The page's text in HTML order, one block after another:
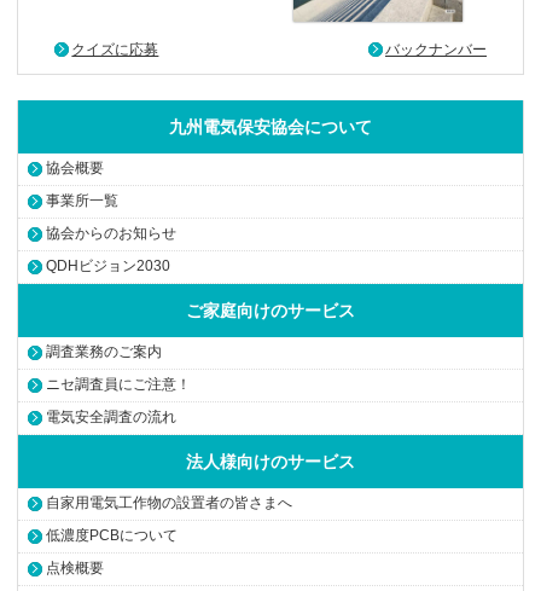
クイズに応募 バックナンバー
九州電気保安協会について
協会概要
事業所一覧
協会からのお知らせ
QDHビジョン2030
ご家庭向けのサービス
調査業務のご案内
ニセ調査員にご注意！
電気安全調査の流れ
法人様向けのサービス
自家用電気工作物の設置者の皆さまへ
低濃度PCBについて
点検概要